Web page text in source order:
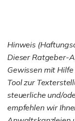
Hinweis
Dieser Ratgeber-
Gewissen mit Hilfe
Tool zur
steuerliche und/
empfehlen wir